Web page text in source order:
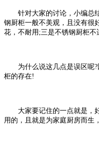
针对大家的讨论，小编总结
钢厨柜一般不美观，且没有很
花，不耐用;三是不锈钢厨柜不
为什么说这几点是误区呢?
柜的存在!
大家要记住的一点就是，好
用的，且就是为家庭厨房而生